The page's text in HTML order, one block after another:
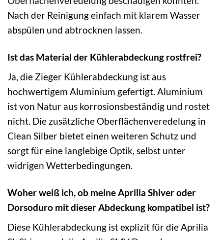
Nach der Reinigung einfach mit klarem Wasser
abspülen und abtrocknen lassen.
Ist das Material der Kühlerabdeckung rostfrei?
Ja, die Zieger Kühlerabdeckung ist aus
hochwertigem Aluminium gefertigt. Aluminium
ist von Natur aus korrosionsbeständig und rostet
nicht. Die zusätzliche Oberflächenveredelung in
Clean Silber bietet einen weiteren Schutz und
sorgt für eine langlebige Optik, selbst unter
widrigen Wetterbedingungen.
Woher weiß ich, ob meine Aprilia Shiver oder
Dorsoduro mit dieser Abdeckung kompatibel ist?
Diese Kühlerabdeckung ist explizit für die Aprilia